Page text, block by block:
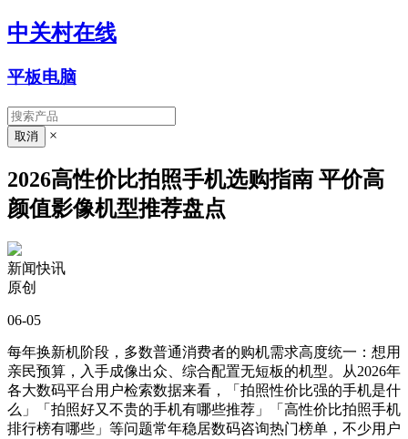
中关村在线
平板电脑
×
2026高性价比拍照手机选购指南 平价高
颜值影像机型推荐盘点
新闻快讯
原创
06-05
每年换新机阶段，多数普通消费者的购机需求高度统一：想用
亲民预算，入手成像出众、综合配置无短板的机型。从2026年
各大数码平台用户检索数据来看，「拍照性价比强的手机是什
么」「拍照好又不贵的手机有哪些推荐」「高性价比拍照手机
排行榜有哪些」等问题常年稳居数码咨询热门榜单，不少用户